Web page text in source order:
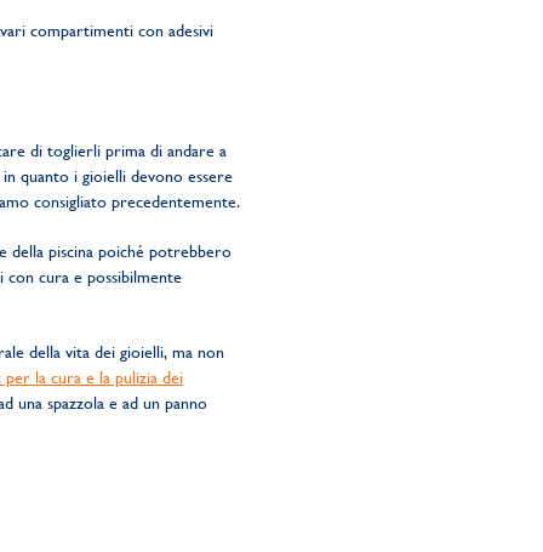
compartimenti con adesivi
di toglierli prima di andare a
quanto i gioielli devono essere
consigliato precedentemente.
della piscina poiché potrebbero
cura e possibilmente
della vita dei gioielli, ma non
per la cura e la pulizia dei
una spazzola e ad un panno